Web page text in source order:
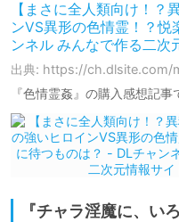
【まさに全人類向け！？
ンVS異形の色情霊！？悦
ンネル みんなで作る二次
出典: https://ch.dlsite.com/
『色情霊姦』の購入感想記事
『チャラ淫魔に、い